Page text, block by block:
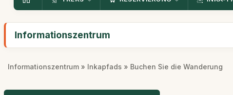
Informationszentrum
Informationszentrum » Inkapfads » Buchen Sie die Wanderung